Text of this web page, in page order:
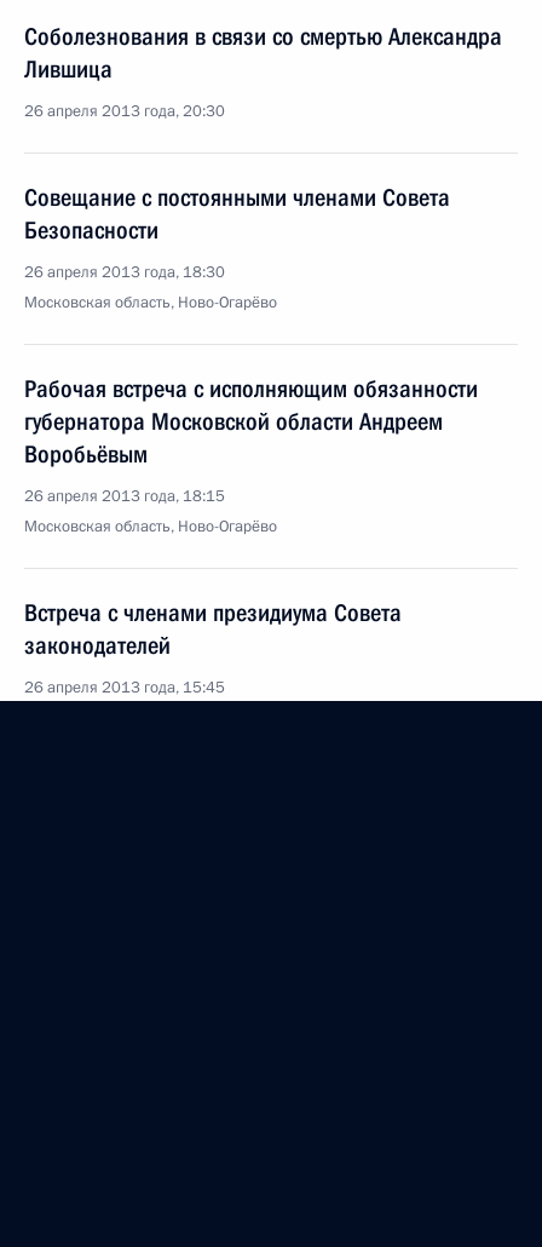
Соболезнования в связи со смертью Александра
Лившица
26 апреля 2013 года, 20:30
Совещание с постоянными членами Совета
Безопасности
26 апреля 2013 года, 18:30
Московская область, Ново-Огарёво
Рабочая встреча с исполняющим обязанности
губернатора Московской области Андреем
Воробьёвым
26 апреля 2013 года, 18:15
Московская область, Ново-Огарёво
Встреча с членами президиума Совета
законодателей
26 апреля 2013 года, 15:45